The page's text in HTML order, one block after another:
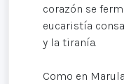
corazón se
eucaristía
y la tiranía.
Como en